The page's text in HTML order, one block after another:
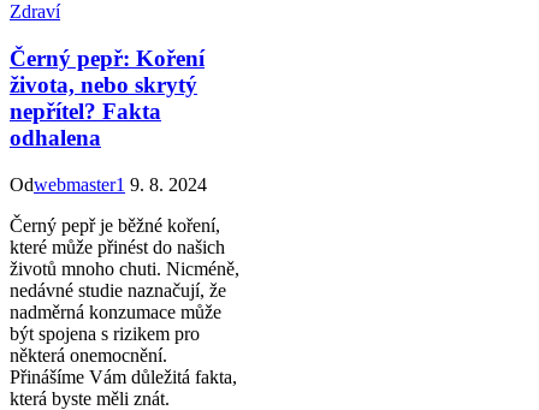
Zdraví
Černý pepř: Koření
života, nebo skrytý
nepřítel? Fakta
odhalena
Odwebmaster1 9. 8. 2024
Černý pepř je běžné koření,
které může přinést do našich
životů mnoho chuti. Nicméně,
nedávné studie naznačují, že
nadměrná konzumace může
být spojena s rizikem pro
některá onemocnění.
Přinášíme Vám důležitá fakta,
která byste měli znát.